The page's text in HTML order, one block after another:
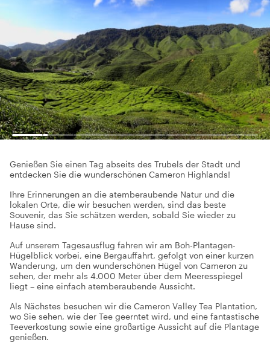
Genießen Sie einen Tag abseits des Trubels der Stadt und
entdecken Sie die wunderschönen Cameron Highlands!
Ihre Erinnerungen an die atemberaubende Natur und die
lokalen Orte, die wir besuchen werden, sind das beste
Souvenir, das Sie schätzen werden, sobald Sie wieder zu
Hause sind.
Auf unserem Tagesausflug fahren wir am Boh-Plantagen-
Hügelblick vorbei, eine Bergauffahrt, gefolgt von einer kurzen
Wanderung, um den wunderschönen Hügel von Cameron zu
sehen, der mehr als 4.000 Meter über dem Meeresspiegel
liegt – eine einfach atemberaubende Aussicht.
Als Nächstes besuchen wir die Cameron Valley Tea Plantation,
wo Sie sehen, wie der Tee geerntet wird, und eine fantastische
Teeverkostung sowie eine großartige Aussicht auf die Plantage
genießen.